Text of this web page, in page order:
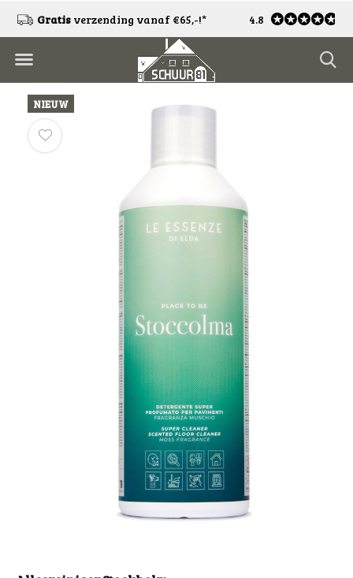
Gratis verzending vanaf €65,-!* Gratisretourneren*
4.8
NIEUW